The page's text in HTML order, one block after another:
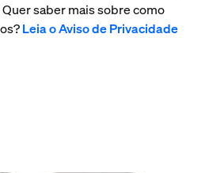
saber mais sobre como
Leia o Aviso de Privacidade